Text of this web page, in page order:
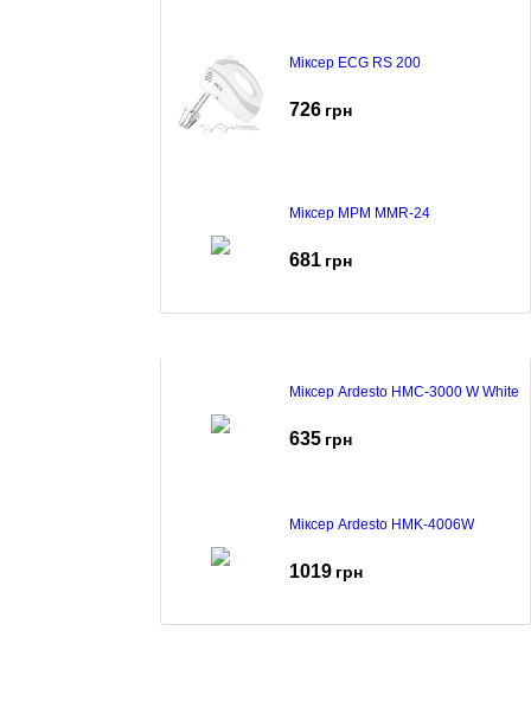
Міксер ECG RS 200
726 грн
Міксер MPM MMR-24
681 грн
Міксер Ardesto HMC-3000 W White
635 грн
Міксер Ardesto HMK-4006W
1019 грн